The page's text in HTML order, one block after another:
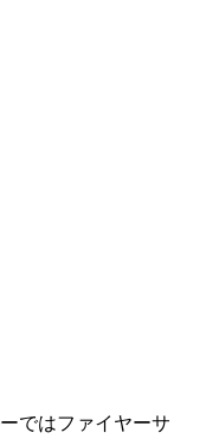
ではファイヤーサ